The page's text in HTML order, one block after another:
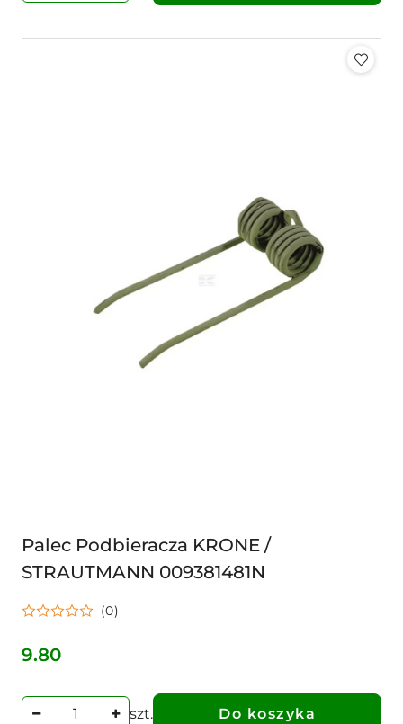
Palec Podbieracza KRONE /
STRAUTMANN 009381481N
(0)
Cena:
9.80
szt. Do koszyka